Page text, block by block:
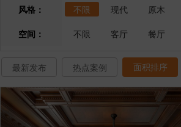
风格：
不限 现代 原木
空间：
不限 客厅 餐厅
最新发布 热点案例 面积排序